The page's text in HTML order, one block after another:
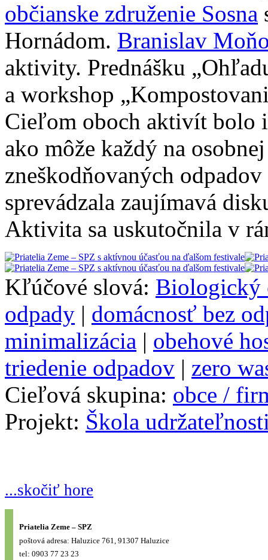
občianske združenie Sosna
Hornádom. Branislav
aktivity. Prednášku
a workshop
Cieľom oboch aktivít bolo
ako môže každý na
zneškodňovaných
sprevádzala zaujímavá
Aktivita sa uskutočnila v
Kľúčové slová: Biologický
odpady | domácnosť bez
minimalizácia | obehové
triedenie odpadov | zero
Cieľová skupina: obce /
Projekt: Škola
...skočiť hore
Priatelia Zeme – SPZ
poštová adresa: Haluzice 761, 91307 Haluzice
tel: 0903 77 23 23